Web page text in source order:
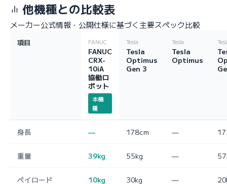
他機種との比較表
メーカー公式情報・公開仕様に基づく主要スペック比較
項目 FANUC
FANUC
CRX-
10iA
協働ロ
ボット
本機
種
Tesla
Tesla
Optimus
Gen 3
Tesla
Tesla
Optimus
身長 — 178cm —
重量 39kg 55kg —
ペイロード 10kg 30kg —